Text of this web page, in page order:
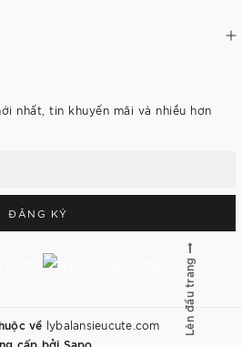
nhất, tin khuyến mãi và nhiều hơn
ĐĂNG KÝ
về lybalansieucute.com
cấp bởi Sapo
Lên đầu trang